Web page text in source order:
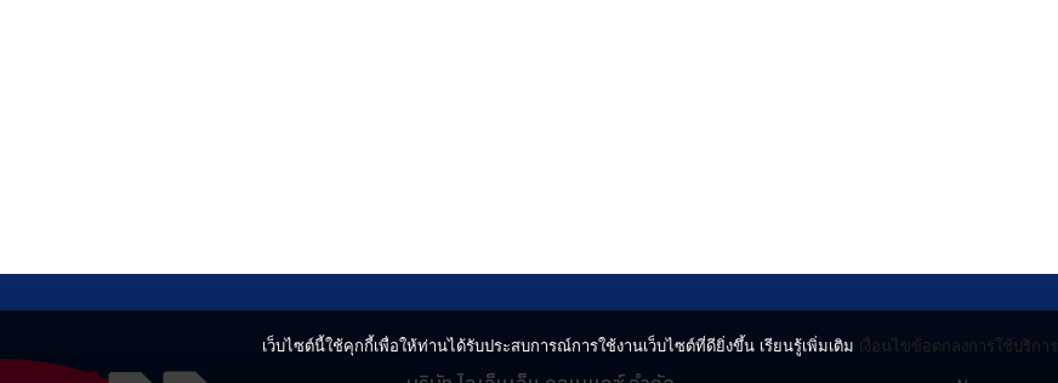
เว็บไซต์นี้ใช้คุกกี้เพื่อให้ท่านได้รับประสบการณ์การใช้งานเว็บไซต์ที่ดียิ่งขึ้น เรียนรู้เพิ่มเติม เงื่อนไขข้อตกลงการใช้บริการ